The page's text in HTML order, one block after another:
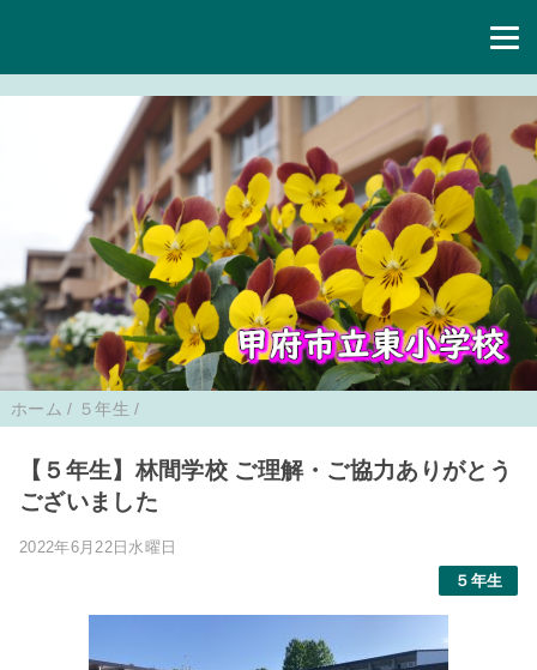
ホーム / ５年生 /
【５年生】林間学校 ご理解・ご協力ありがとう
ございました
2022年6月22日水曜日
５年生